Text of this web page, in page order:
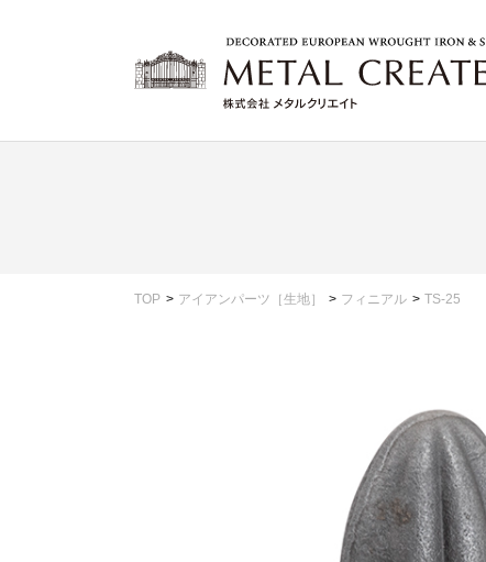
TOP アイアンパーツ［生地］ フィニアル TS-25